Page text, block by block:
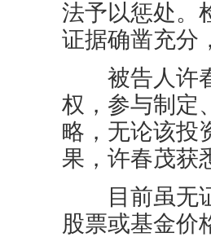
法予以惩处。
证据确凿充分
被告人许春
权，参与制定
略，无论该投
果，许春茂获
目前虽无证
股票或基金价